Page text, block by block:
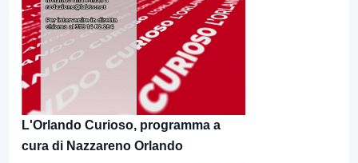
L'Orlando Curioso, programma a
cura di Nazzareno Orlando